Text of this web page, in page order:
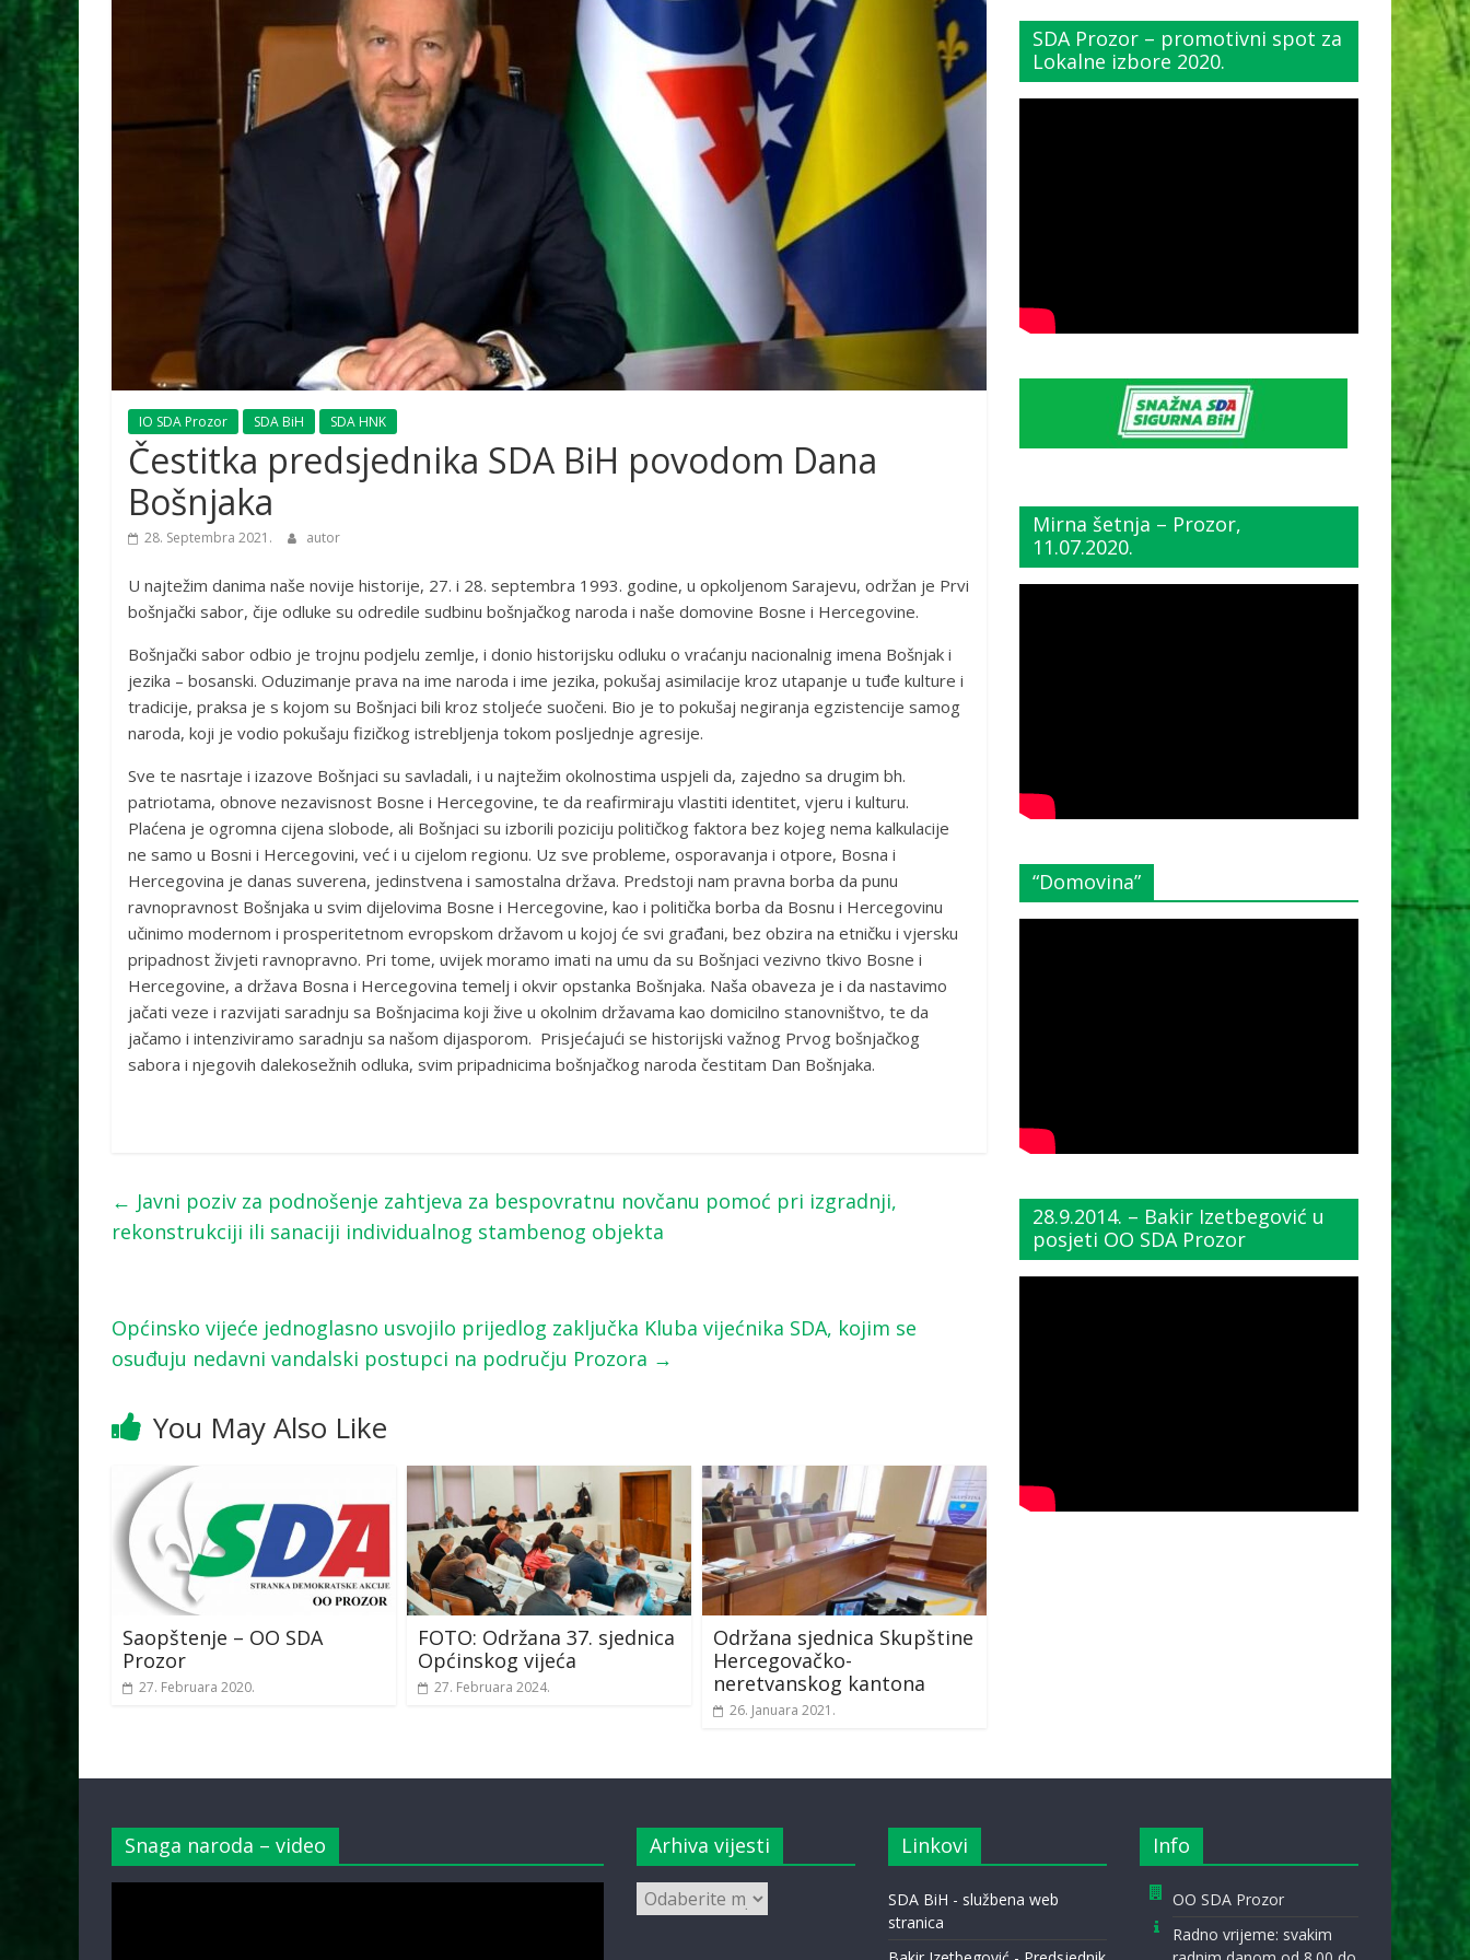
IO SDA Prozor SDA BiH SDA HNK
Čestitka predsjednika SDA BiH povodom Dana
Bošnjaka
28. Septembra 2021. autor
U najtežim danima naše novije historije, 27. i 28. septembra 1993. godine, u opkoljenom Sarajevu, održan je Prvi
bošnjački sabor, čije odluke su odredile sudbinu bošnjačkog naroda i naše domovine Bosne i Hercegovine.
Bošnjački sabor odbio je trojnu podjelu zemlje, i donio historijsku odluku o vraćanju nacionalnig imena Bošnjak i
jezika – bosanski. Oduzimanje prava na ime naroda i ime jezika, pokušaj asimilacije kroz utapanje u tuđe kulture i
tradicije, praksa je s kojom su Bošnjaci bili kroz stoljeće suočeni. Bio je to pokušaj negiranja egzistencije samog
naroda, koji je vodio pokušaju fizičkog istrebljenja tokom posljednje agresije.
Sve te nasrtaje i izazove Bošnjaci su savladali, i u najtežim okolnostima uspjeli da, zajedno sa drugim bh.
patriotama, obnove nezavisnost Bosne i Hercegovine, te da reafirmiraju vlastiti identitet, vjeru i kulturu.
Plaćena je ogromna cijena slobode, ali Bošnjaci su izborili poziciju političkog faktora bez kojeg nema kalkulacije
ne samo u Bosni i Hercegovini, već i u cijelom regionu. Uz sve probleme, osporavanja i otpore, Bosna i
Hercegovina je danas suverena, jedinstvena i samostalna država. Predstoji nam pravna borba da punu
ravnopravnost Bošnjaka u svim dijelovima Bosne i Hercegovine, kao i politička borba da Bosnu i Hercegovinu
učinimo modernom i prosperitetnom evropskom državom u kojoj će svi građani, bez obzira na etničku i vjersku
pripadnost živjeti ravnopravno. Pri tome, uvijek moramo imati na umu da su Bošnjaci vezivno tkivo Bosne i
Hercegovine, a država Bosna i Hercegovina temelj i okvir opstanka Bošnjaka. Naša obaveza je i da nastavimo
jačati veze i razvijati saradnju sa Bošnjacima koji žive u okolnim državama kao domicilno stanovništvo, te da
jačamo i intenziviramo saradnju sa našom dijasporom. Prisjećajući se historijski važnog Prvog bošnjačkog
sabora i njegovih dalekosežnih odluka, svim pripadnicima bošnjačkog naroda čestitam Dan Bošnjaka.
← Javni poziv za podnošenje zahtjeva za bespovratnu novčanu pomoć pri izgradnji,
rekonstrukciji ili sanaciji individualnog stambenog objekta
Općinsko vijeće jednoglasno usvojilo prijedlog zaključka Kluba vijećnika SDA, kojim se
osuđuju nedavni vandalski postupci na području Prozora →
You May Also Like
Saopštenje – OO SDA
Prozor
27. Februara 2020.
FOTO: Održana 37. sjednica
Općinskog vijeća
27. Februara 2024.
Održana sjednica Skupštine
Hercegovačko-
neretvanskog kantona
26. Januara 2021.
SDA Prozor – promotivni spot za
Lokalne izbore 2020.
Mirna šetnja – Prozor,
11.07.2020.
“Domovina”
28.9.2014. – Bakir Izetbegović u
posjeti OO SDA Prozor
Snaga naroda – video Arhiva vijesti
Arhiva
vijesti
Linkovi
SDA BiH - službena web
stranica
Info
OO SDA Prozor
Radno vrijeme: svakim